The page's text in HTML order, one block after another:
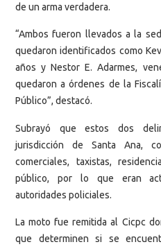
de un arma verdadera.
“Ambos fueron llevados a la
quedaron identificados como
años y Nestor E. Adarmes,
quedaron a órdenes de la
Público”, destacó.
Subrayó que estos dos
jurisdicción de Santa Ana,
comerciales, taxistas,
público, por lo que eran
autoridades policiales.
La moto fue remitida al Cicpc
que determinen si se